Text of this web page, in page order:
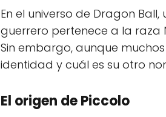
En el universo de Dragon
guerrero pertenece a la raza
Sin embargo, aunque
identidad y cuál es su otro
El origen de Piccolo